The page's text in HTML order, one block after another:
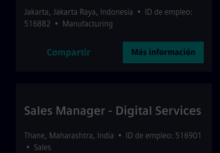
Jakarta, Jakarta Raya, Indonesia • ID de empleo:
516882 • Manufacturing
Compartir Más información
Sales Manager - Digital Services
Thane, Maharashtra, India • ID de empleo: 516901
• Sales